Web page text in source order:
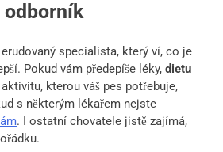
specialista, který ví, co je
Pokud vám předepíše léky, dietu
kterou váš pes potřebuje,
s některým lékařem nejste
. I ostatní chovatele jistě zajímá,